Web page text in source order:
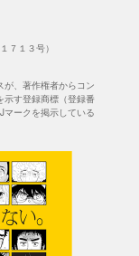
が、著作権者からコン
示す登録商標（登録番
ークを掲示している